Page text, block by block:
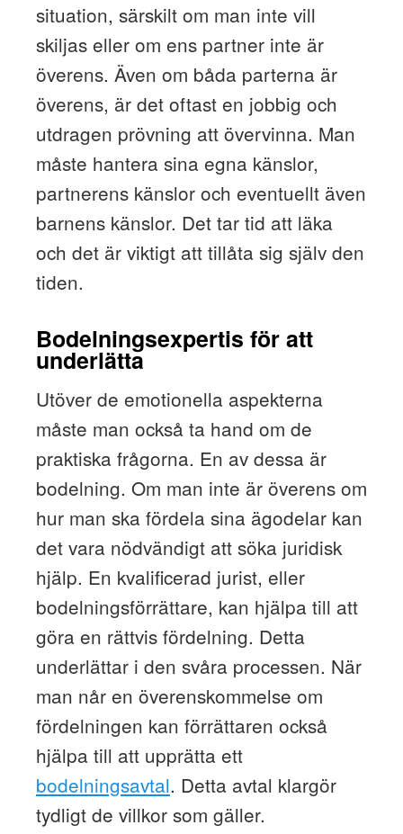
situation, särskilt om man inte vill
skiljas eller om ens partner inte är
överens. Även om båda parterna är
överens, är det oftast en jobbig och
utdragen prövning att övervinna. Man
måste hantera sina egna känslor,
partnerens känslor och eventuellt även
barnens känslor. Det tar tid att läka
och det är viktigt att tillåta sig själv den
tiden.
Bodelningsexpertis för att
underlätta
Utöver de emotionella aspekterna
måste man också ta hand om de
praktiska frågorna. En av dessa är
bodelning. Om man inte är överens om
hur man ska fördela sina ägodelar kan
det vara nödvändigt att söka juridisk
hjälp. En kvalificerad jurist, eller
bodelningsförrättare, kan hjälpa till att
göra en rättvis fördelning. Detta
underlättar i den svåra processen. När
man når en överenskommelse om
fördelningen kan förrättaren också
hjälpa till att upprätta ett
bodelningsavtal. Detta avtal klargör
tydligt de villkor som gäller.